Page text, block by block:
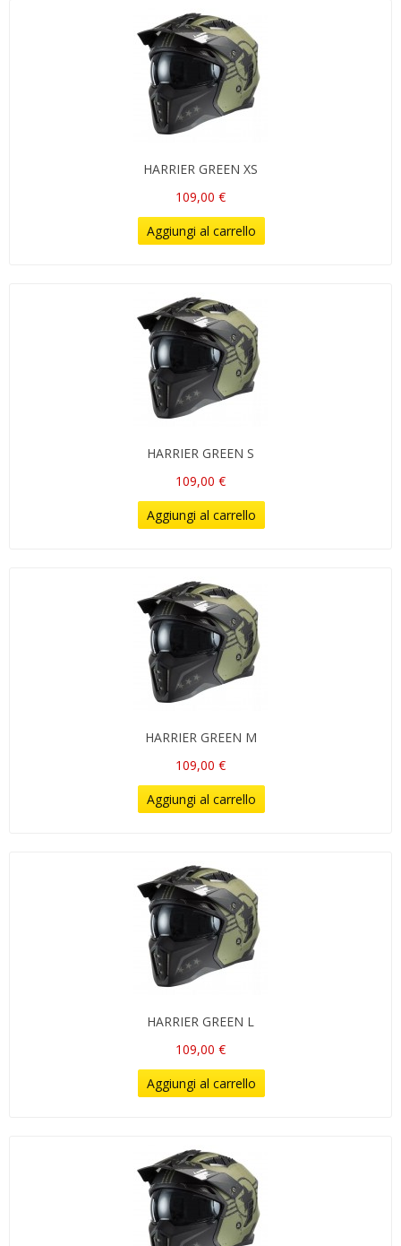
HARRIER GREEN XS
109,00 €
Aggiungi al carrello
HARRIER GREEN S
109,00 €
Aggiungi al carrello
HARRIER GREEN M
109,00 €
Aggiungi al carrello
HARRIER GREEN L
109,00 €
Aggiungi al carrello